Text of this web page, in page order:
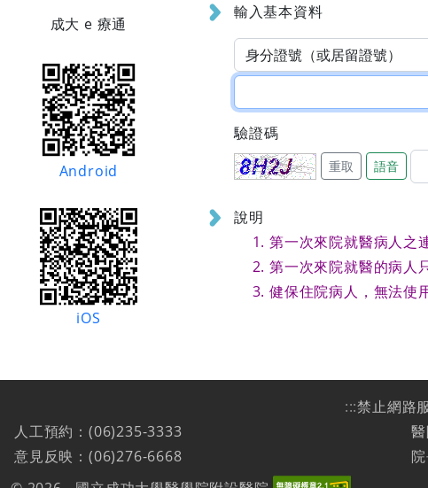
成大 e 療通
Android
iOS
輸入基本資料
驗證碼
重取 語音
說明
第一次來院就醫病人之
第一次來院就醫的病人
健保住院病人，無法使
:::禁止網路
人工預約：(06)235-3333
意見反映：(06)276-6668
醫